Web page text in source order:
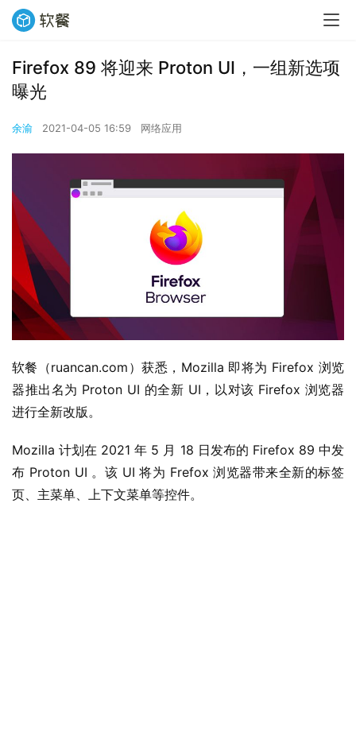
Firefox 89 将迎来 Proton UI，一组新选项
曝光
余渝 2021-04-05 16:59 网络应用
软餐（ruancan.com）获悉，Mozilla 即将为 Firefox 浏览
器推出名为 Proton UI 的全新 UI，以对该 Firefox 浏览器
进行全新改版。
Mozilla 计划在 2021 年 5 月 18 日发布的 Firefox 89 中发
布 Proton UI 。该 UI 将为 Frefox 浏览器带来全新的标签
页、主菜单、上下文菜单等控件。